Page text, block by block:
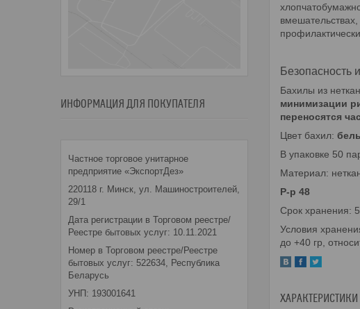
Безопасность
Бахилы из
минимизации
переносятся
Цвет бахил:
В упаковке 50
Материал:
Р-р 48
Срок хранения: 5
Условия
до +40 гр,
ХАРАКТЕРИСТИКИ
ИНФОРМАЦИЯ ДЛЯ ПОКУПАТЕЛЯ
Частное торговое унитарное
предприятие «ЭкспортДез»
220118 г. Минск, ул. Машиностроителей,
29/1
Дата регистрации в Торговом реестре/
Реестре бытовых услуг: 10.11.2021
Номер в Торговом реестре/Реестре
бытовых услуг: 522634, Республика
Беларусь
УНП: 193001641